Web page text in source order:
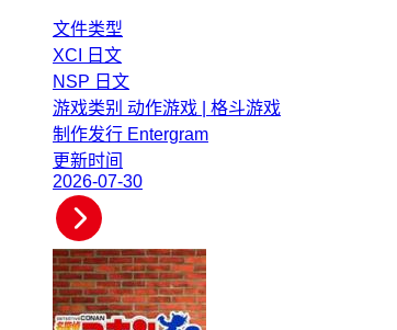
文件类型
XCI
日文
NSP 日文
游戏类别 动作游戏 | 格斗游戏
制作发行 Entergram
更新时间
2026-07-30